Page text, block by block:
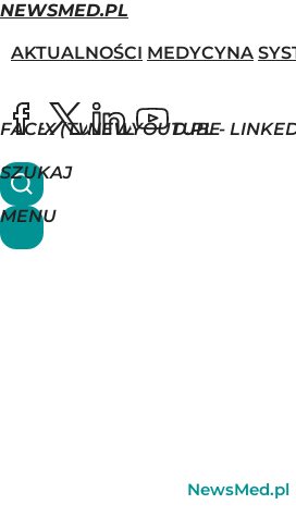
NEWSMED.PL
AKTUALNOŚCI MEDYCYNA
FACEBOOK
X (TWITTER)
NEWSMED.PL -
YOUTUBE
SZUKAJ
MENU
NewsMed.pl